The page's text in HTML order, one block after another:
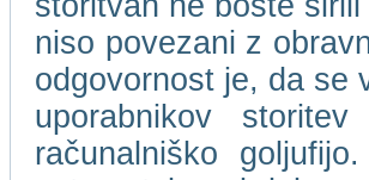
niso povezani z
odgovornost je, da se
uporabnikov
računalniško